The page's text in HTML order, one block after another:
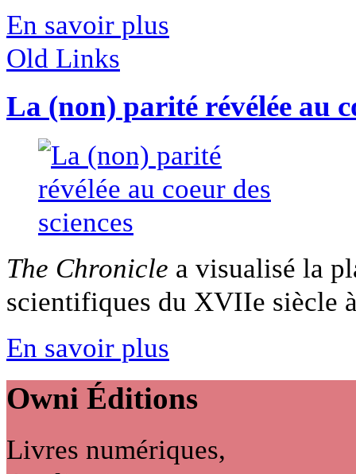
En savoir plus
Old Links
La (non) parité révélée au
The Chronicle a visualisé la
scientifiques du XVIIe siècle
En savoir plus
Owni Éditions
Livres numériques,